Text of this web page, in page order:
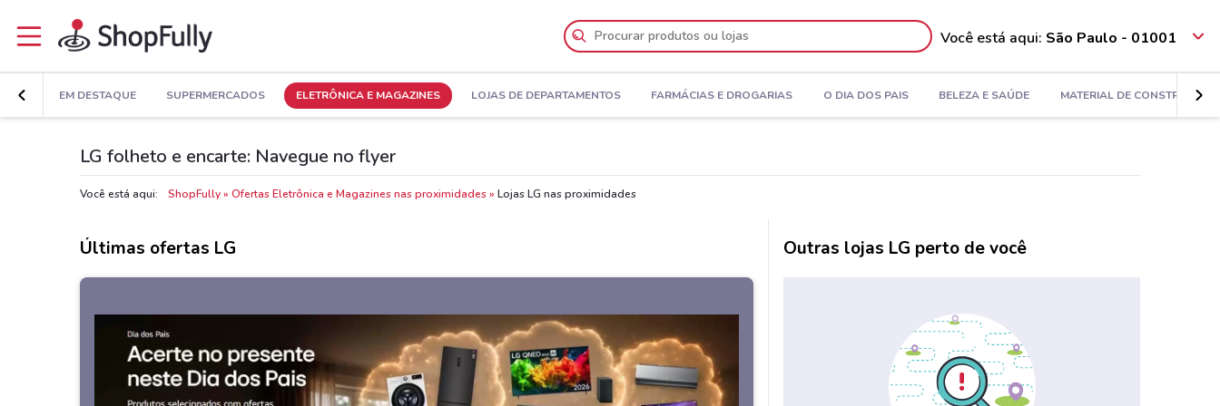
Você está aqui: São Paulo - 01001
EM DESTAQUE SUPERMERCADOS ELETRÔNICA E MAGAZINES LOJAS DE DEPARTAMENTOS FARMÁCIAS E DROGARIAS O DIA DOS PAIS BELEZA E SAÚDE MATERIAL DE CONSTRUÇÃO
LG folheto e encarte: Navegue no flyer
Você está aqui: ShopFully Ofertas Eletrônica e Magazines nas proximidades Lojas LG nas proximidades
Últimas ofertas LG Outras lojas LG perto de você